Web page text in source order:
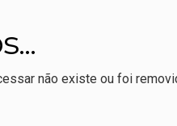
ensino médio permanece
Wellington e o PL
não existe ou foi